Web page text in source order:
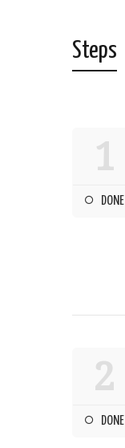
Steps
1
DONE
2
DONE